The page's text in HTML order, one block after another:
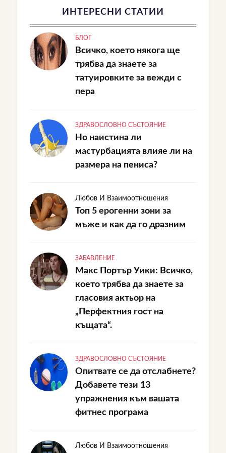
ИНТЕРЕСНИ СТАТИИ
БЛОГ
Всичко, което някога ще
трябва да знаете за
татуировките за вежди с
пера
ЗДРАВОСЛОВНО СЪСТОЯНИЕ
Но наистина ли
мастурбацията влияе ли на
размера на пениса?
Любов И Взаимоотношения
Топ 5 ерогенни зони за
мъже и как да го дразним
ЗАБАВЛЕНИЕ
Макс Портър Уики: Всичко,
което трябва да знаете за
гласовия актьор на
„Перфектния гост на
къщата“.
ЗДРАВОСЛОВНО СЪСТОЯНИЕ
Опитвате се да отслабнете?
Добавете тези 13
упражнения към вашата
фитнес програма
Любов И Взаимоотношения